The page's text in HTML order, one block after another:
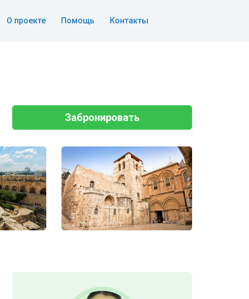
О проекте Помощь Контакты
Забронировать